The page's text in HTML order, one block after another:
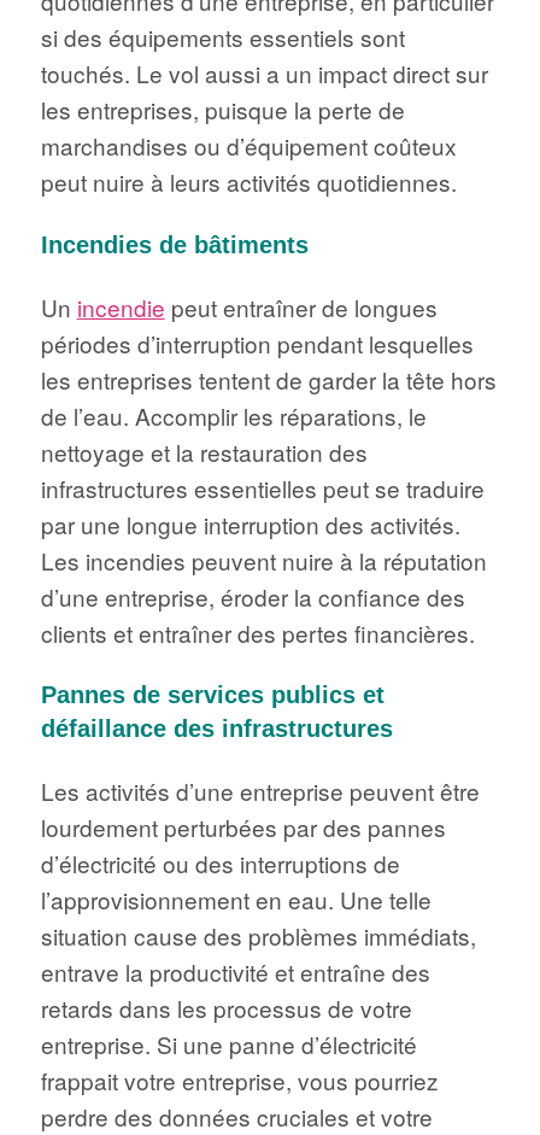
si des équipements essentiels sont
touchés. Le vol aussi a un impact direct sur
les entreprises, puisque la perte de
marchandises ou d’équipement coûteux
peut nuire à leurs activités quotidiennes.
Incendies de bâtiments
Un incendie peut entraîner de longues
périodes d’interruption pendant lesquelles
les entreprises tentent de garder la tête hors
de l’eau. Accomplir les réparations, le
nettoyage et la restauration des
infrastructures essentielles peut se traduire
par une longue interruption des activités.
Les incendies peuvent nuire à la réputation
d’une entreprise, éroder la confiance des
clients et entraîner des pertes financières.
Pannes de services publics et
défaillance des infrastructures
Les activités d’une entreprise peuvent être
lourdement perturbées par des pannes
d’électricité ou des interruptions de
l’approvisionnement en eau. Une telle
situation cause des problèmes immédiats,
entrave la productivité et entraîne des
retards dans les processus de votre
entreprise. Si une panne d’électricité
frappait votre entreprise, vous pourriez
perdre des données cruciales et votre